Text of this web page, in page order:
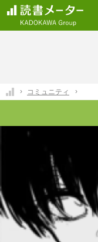
コミュニティ